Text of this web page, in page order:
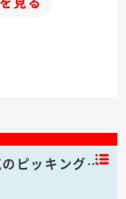
のピッキング…